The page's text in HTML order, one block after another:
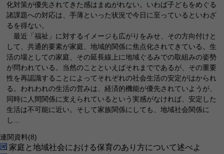
化対策が優先されてきた感はまぬがれない。いわば子どもをめぐる
諸課題への対応は、手薄といった状況で今日に至っているといわざ
るを得ない。
最近「福祉」に対するイメージも広がりをみせ、その方向付けと
して、共通的要素が家庭、地域的関係に焦点化されてきている。生
活の場としての家庭、その延長線上に地域ぐるみでの取組みの姿勢
が問われている。当然のことといえばそれまでであるが、その重要
性を再認識することによってそれぞれの社会生活の安定がはかられ
る。われわれの生活の営みは、経済的機能が優先されていようが、
同時に人間関係に支えられているという実感がなければ、安定した
生活は不可能に近い。そして家族関係にしても、地域社会関係に
し...
連関資料(8)
家庭と地域社会における保育のあり方について述べよ